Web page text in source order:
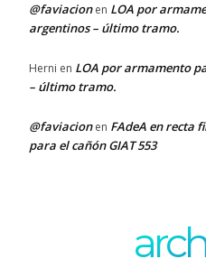
@faviacionen LOA por
argentinos – último tramo.
Herni en LOA por armamento
– último tramo.
@faviacionen FAdeA en recta
para el cañón GIAT 553